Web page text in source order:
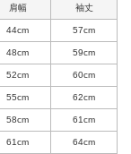
肩幅 袖丈
44cm 57cm
48cm 59cm
52cm 60cm
55cm 62cm
58cm 61cm
61cm 64cm